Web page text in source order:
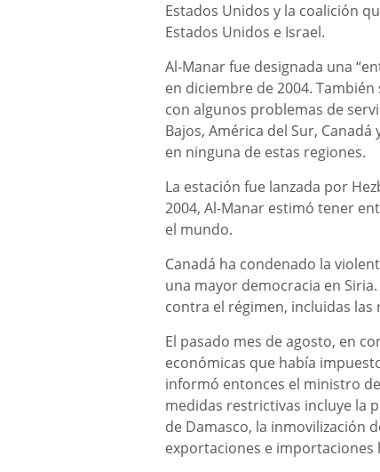
Estados Unidos y la coalición
Estados Unidos e Israel.
Al-Manar fue designada una
en diciembre de 2004.
con algunos problemas de
Bajos, América del Sur,
en ninguna de estas regiones.
La estación fue lanzada por
2004, Al-Manar estimó tener
el mundo.
Canadá ha condenado la
una mayor democracia en
contra el régimen, incluidas las
El pasado mes de agosto, en
económicas que había
informó entonces el ministro
medidas restrictivas incluye la
de Damasco, la inmovilización
exportaciones e importaciones